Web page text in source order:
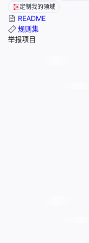
定制我的领域
README
规则集
举报项目